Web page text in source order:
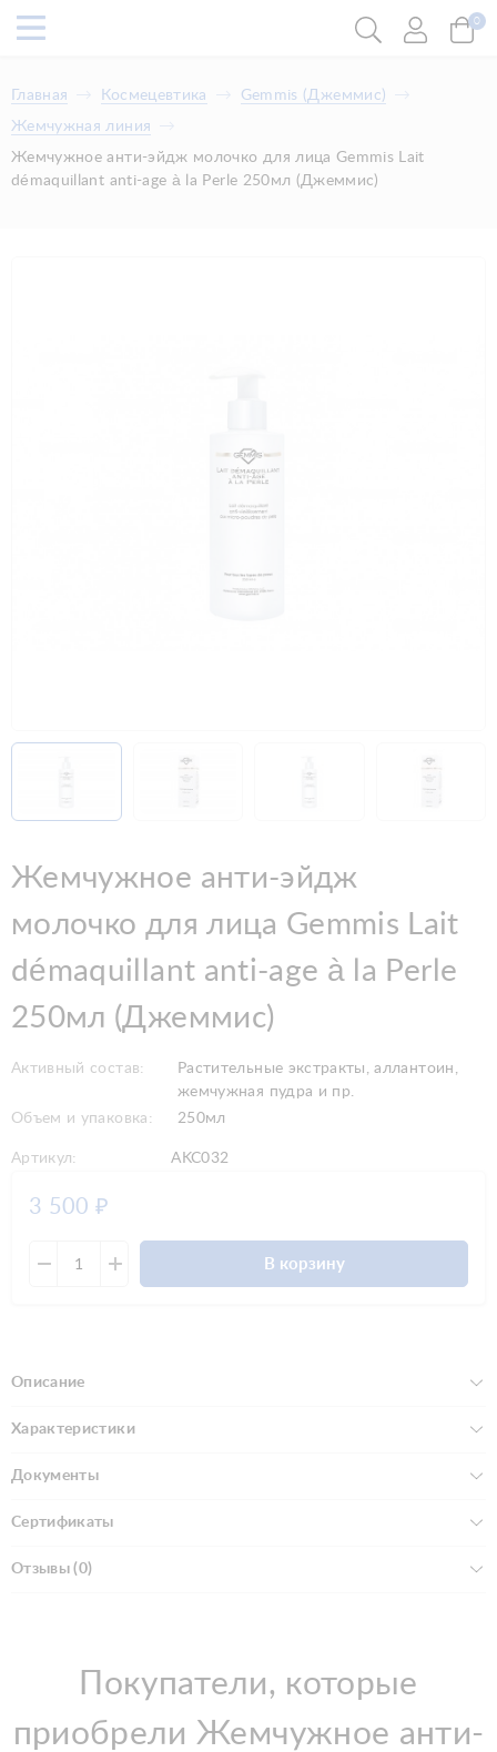
0
Главная Космецевтика
​Gemmis (Джеммис)
​Жемчужная линия
Жемчужное анти-эйдж молочко для лица Gemmis Lait
démaquillant anti-age à la Perle 250мл (Джеммис)
Жемчужное анти-эйдж
молочко для лица Gemmis Lait
démaquillant anti-age à la Perle
250мл (Джеммис)
Активный состав:
Растительные экстракты, аллантоин,
жемчужная пудра и пр.
Объем и упаковка:
250мл
Артикул: AKC032
3 500₽
В корзину
Описание
Характеристики
Документы
Сертификаты
Отзывы (0)
Покупатели, которые
приобрели Жемчужное анти-